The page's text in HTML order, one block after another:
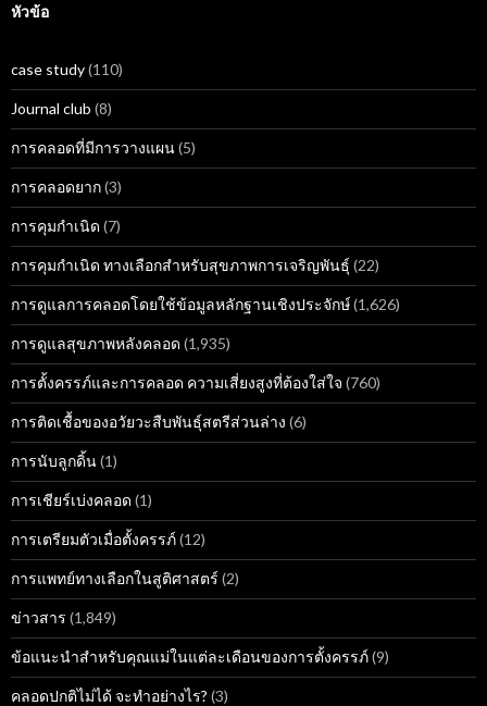
หัวข้อ
case study(110)
Journal club (8)
การคลอดที่มีการวางแผน(5)
การคลอดยาก(3)
การคุมกำเนิด (7)
การคุมกำเนิด ทางเลือกสำหรับสุขภาพการเจริญพันธุ์ (22)
การดูแลการคลอดโดยใช้ข้อมูลหลักฐานเชิงประจักษ์(1,626)
การดูแลสุขภาพหลังคลอด (1,935)
การตั้งครรภ์และการคลอด ความเสี่ยงสูงที่ต้องใส่ใจ (760)
การติดเชื้อของอวัยวะสืบพันธุ์สตรีส่วนล่าง (6)
การนับลูกดิ้น(1)
การเชียร์เบ่งคลอด (1)
การเตรียมตัวเมื่อตั้งครรภ์(12)
การแพทย์ทางเลือกในสูติศาสตร์ (2)
ข่าวสาร (1,849)
ข้อแนะนำสำหรับคุณแม่ในแต่ละเดือนของการตั้งครรภ์(9)
คลอดปกติไม่ได้ จะทำอย่างไร? (3)